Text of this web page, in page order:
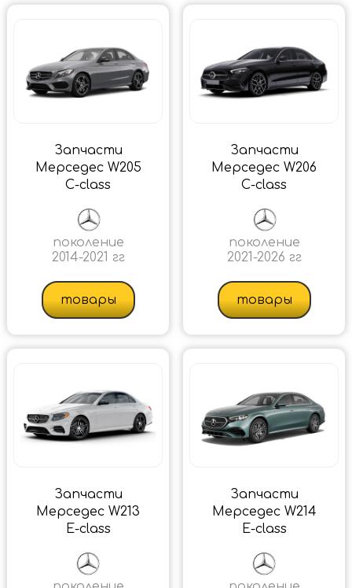
Запчасти
Мерседес W205
C-class
поколение
2014-2021 гг
товары
Запчасти
Мерседес W206
C-class
поколение
2021-2026 гг
товары
Запчасти
Мерседес W213
E-class
Запчасти
Мерседес W214
E-class